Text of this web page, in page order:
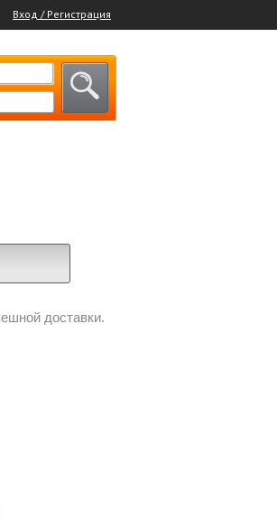
Вход / Регистрация
доставки.